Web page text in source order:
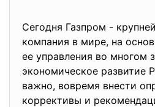
Сегодня Газпром -
компания в мире, на
ее управления во многом
экономическое развитие
важно, вовремя внести
коррективы и